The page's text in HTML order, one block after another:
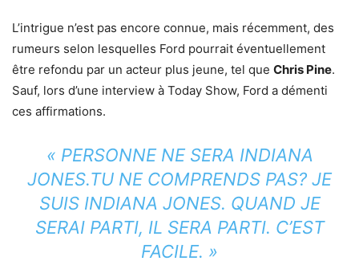
L’intrigue n’est pas encore connue, mais récemment, des
rumeurs selon lesquelles Ford pourrait éventuellement
être refondu par un acteur plus jeune, tel que Chris Pine.
Sauf, lors d’une interview à Today Show, Ford a démenti
ces affirmations.
« PERSONNE NE SERA INDIANA
JONES.TU NE COMPRENDS PAS? JE
SUIS INDIANA JONES. QUAND JE
SERAI PARTI, IL SERA PARTI. C’EST
FACILE. »